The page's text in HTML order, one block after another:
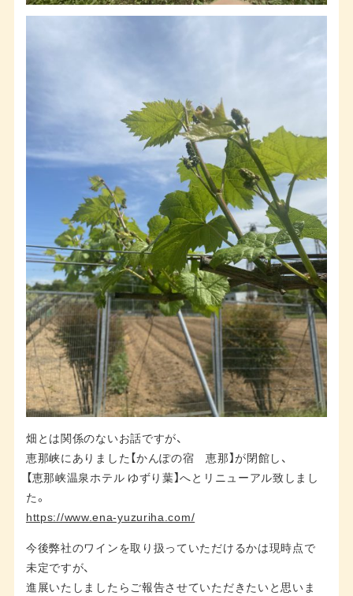
畑とは関係のないお話ですが、
恵那峡にありました【かんぽの宿 恵那】が閉館し、
【恵那峡温泉ホテル ゆずり葉】へとリニューアル致しまし
た。
https://www.ena-yuzuriha.com/
今後弊社のワインを取り扱っていただけるかは現時点で
未定ですが、
進展いたしましたらご報告させていただきたいと思いま